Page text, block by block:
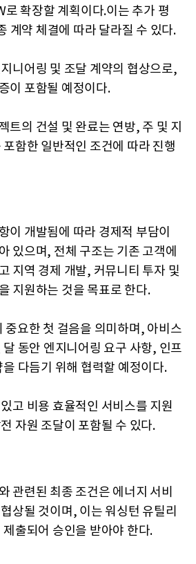
확장할 계획이다.이는 추가 평
계약 체결에 따라 달라질 수 있다.
니어링 및 조달 계약의 협상으로,
이 포함될 예정이다.
트의 건설 및 완료는 연방, 주 및 지
함한 일반적인 조건에 따라 진행
이 개발됨에 따라 경제적 부담이
있으며, 전체 구조는 기존 고객에
지역 경제 개발, 커뮤니티 투자 및
지원하는 것을 목표로 한다.
중요한 첫 걸음을 의미하며, 아비스
동안 엔지니어링 요구 사항, 인프
다듬기 위해 협력할 예정이다.
고 비용 효율적인 서비스를 지원
자원 조달이 포함될 수 있다.
관련된 최종 조건은 에너지 서비
상될 것이며, 이는 워싱턴 유틸리
출되어 승인을 받아야 한다.